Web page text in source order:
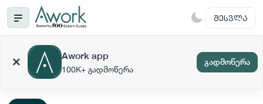
ᲨᲔᲡᲕᲚᲐ
Awork app
100K+ გადმოწერა
გადმოწერა